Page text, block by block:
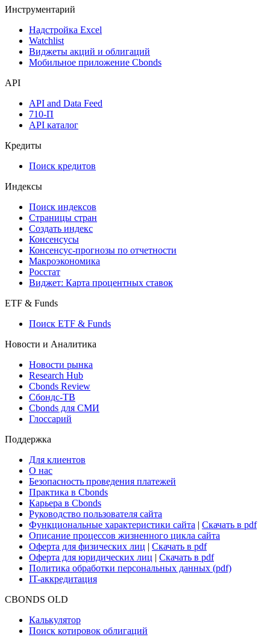
Инструментарий
Надстройка Excel
Watchlist
Виджеты акций и облигаций
Мобильное приложение Cbonds
API
API and Data Feed
710-П
API каталог
Кредиты
Поиск кредитов
Индексы
Поиск индексов
Страницы стран
Создать индекс
Консенсусы
Консенсус-прогнозы по отчетности
Макроэкономика
Росстат
Виджет: Карта процентных ставок
ETF & Funds
Поиск ETF & Funds
Новости и Аналитика
Новости рынка
Research Hub
Cbonds Review
Сбондс-ТВ
Cbonds для СМИ
Глоссарий
Поддержка
Для клиентов
О нас
Безопасность проведения платежей
Практика в Cbonds
Карьера в Cbonds
Руководство пользователя сайта
Функциональные характеристики сайта | Скачать в pdf
Описание процессов жизненного цикла сайта
Оферта для физических лиц | Скачать в pdf
Оферта для юридических лиц | Скачать в pdf
Политика обработки персональных данных (pdf)
IT-аккредитация
CBONDS OLD
Калькулятор
Поиск котировок облигаций